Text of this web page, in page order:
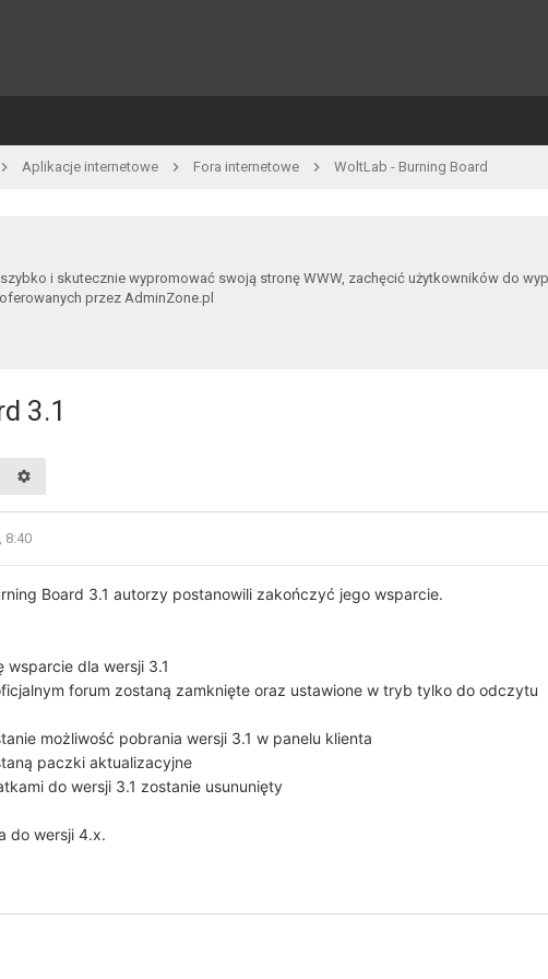
Aplikacje internetowe Fora internetowe WoltLab - Burning Board
i skutecznie wypromować swoją stronę WWW, zachęcić użytkowników do
przez AdminZone.pl
3.1
8:40
Board 3.1 autorzy postanowili zakończyć jego wsparcie.
wsparcie dla wersji 3.1
forum zostaną zamknięte oraz ustawione w tryb tylko do odczytu
możliwość pobrania wersji 3.1 w panelu klienta
paczki aktualizacyjne
do wersji 3.1 zostanie usununięty
do wersji 4.x.